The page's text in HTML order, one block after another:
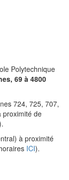
Polytechnique
69 à 4800
724, 725, 707,
proximité de
à proximité
ICI).